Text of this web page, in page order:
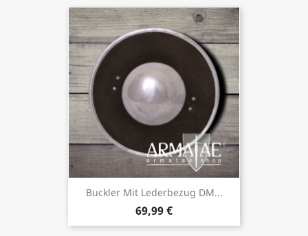
Buckler Mit Lederbezug DM...
69,99 €